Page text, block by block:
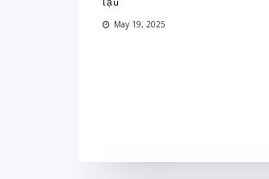
May 19, 2025